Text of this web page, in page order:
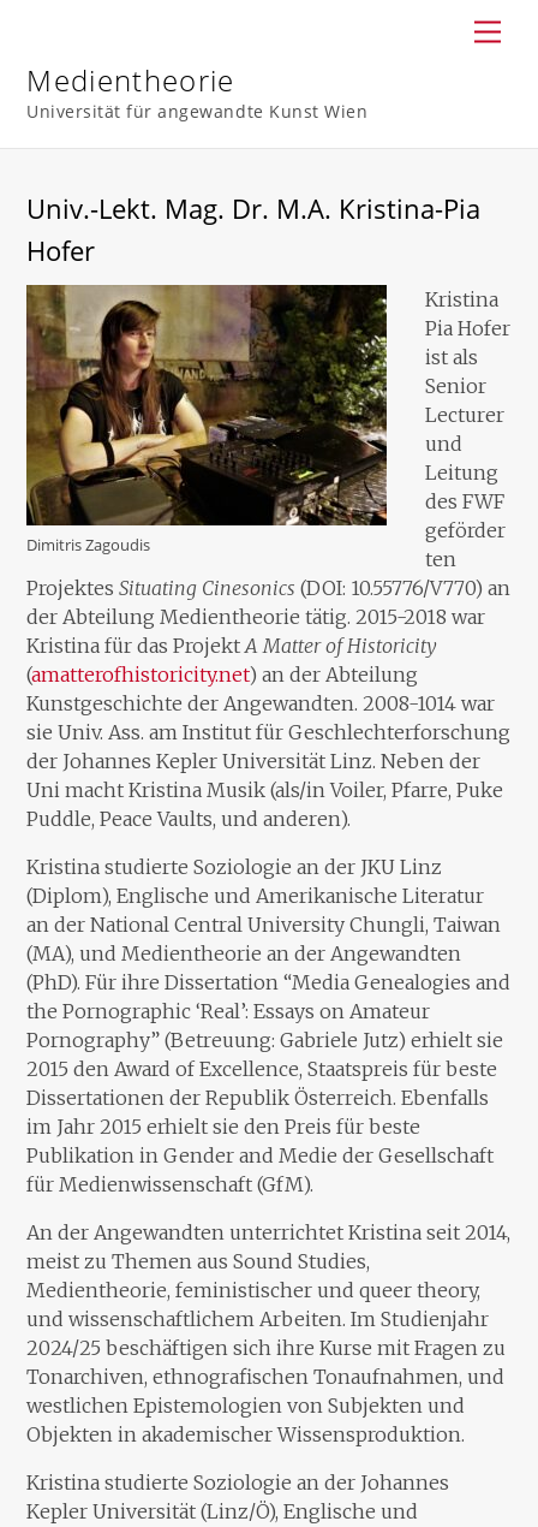
content
Medientheorie
Universität für angewandte Kunst Wien
Univ.-Lekt. Mag. Dr. M.A. Kristina-Pia
Hofer
Dimitris Zagoudis
Kristina
Pia Hofer
ist als
Senior
Lecturer
und
Leitung
des FWF
geförder
ten
ProjektesSituating Cinesonics(DOI: 10.55776/V770) an
der Abteilung Medientheorie tätig. 2015-2018 war
Kristina für das ProjektA Matter of Historicity
(amatterofhistoricity.net) an der Abteilung
Kunstgeschichte der Angewandten. 2008-1014 war
sie Univ. Ass. am Institut für Geschlechterforschung
der Johannes Kepler Universität Linz. Neben der
Uni macht Kristina Musik (als/in Voiler, Pfarre, Puke
Puddle, Peace Vaults, und anderen).
Kristina studierte Soziologie an der JKU Linz
(Diplom), Englische und Amerikanische Literatur
an der National Central University Chungli, Taiwan
(MA), und Medientheorie an der Angewandten
(PhD). Für ihre Dissertation “Media Genealogies and
the Pornographic ‘Real’: Essays on Amateur
Pornography” (Betreuung: Gabriele Jutz) erhielt sie
2015 den Award of Excellence, Staatspreis für beste
Dissertationen der Republik Österreich. Ebenfalls
im Jahr 2015 erhielt sie den Preis für beste
Publikation in Gender and Medie der Gesellschaft
für Medienwissenschaft (GfM).
An der Angewandten unterrichtet Kristina seit 2014,
meist zu Themen aus Sound Studies,
Medientheorie, feministischer und queer theory,
und wissenschaftlichem Arbeiten. Im Studienjahr
2024/25 beschäftigen sich ihre Kurse mit Fragen zu
Tonarchiven, ethnografischen Tonaufnahmen, und
westlichen Epistemologien von Subjekten und
Objekten in akademischer Wissensproduktion.
Kristina studierte Soziologie an der Johannes
Kepler Universität (Linz/Ö), Englische und